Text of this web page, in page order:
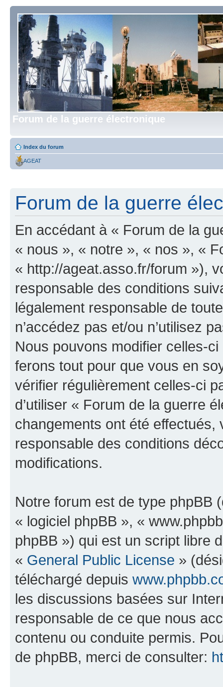
Forum de la guerre électronique
Index du forum
AGEAT
Forum de la guerre
En accédant à « Forum de la
« nous », « notre », « nos », «
« http://ageat.asso.fr/forum »),
responsable des conditions
légalement responsable de
n’accédez pas et/ou n’utilisez
Nous pouvons modifier celles-
ferons tout pour que vous en
vérifier régulièrement celles-ci
d’utiliser « Forum de la guerre
changements ont été effectués,
responsable des conditions
modifications.
Notre forum est de type phpBB
« logiciel phpBB », «
phpBB ») qui est un script libre
« General Public License »
téléchargé depuis
les discussions basées sur
responsable de ce que nous
contenu ou conduite permis.
de phpBB, merci de consulter: